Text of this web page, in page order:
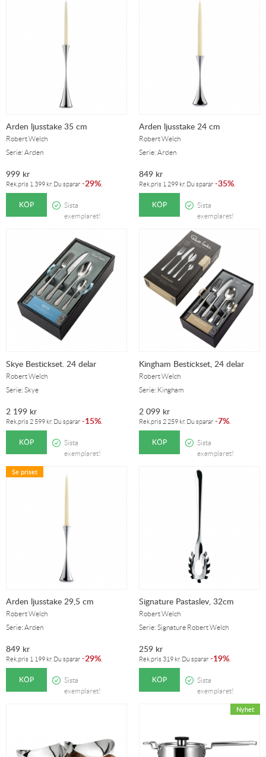
Arden ljusstake 35 cm
Robert Welch
Serie: Arden
999 kr
Rek.pris 1 399 kr. Du sparar -29%.
KÖP
Sista
exemplaret!
Arden ljusstake 24 cm
Robert Welch
Serie: Arden
849 kr
Rek.pris 1 299 kr. Du sparar -35%.
KÖP
Sista
exemplaret!
Skye Bestickset. 24 delar
Robert Welch
Serie: Skye
2 199 kr
Rek.pris 2 599 kr. Du sparar -15%.
KÖP
Sista
exemplaret!
Kingham Bestickset, 24 delar
Robert Welch
Serie: Kingham
2 099 kr
Rek.pris 2 259 kr. Du sparar -7%.
KÖP
Sista
exemplaret!
Se priset
Arden ljusstake 29,5 cm
Robert Welch
Serie: Arden
849 kr
Rek.pris 1 199 kr. Du sparar -29%.
KÖP
Sista
exemplaret!
Signature Pastaslev, 32cm
Robert Welch
Serie: Signature Robert Welch
259 kr
Rek.pris 319 kr. Du sparar -19%.
KÖP
Sista
exemplaret!